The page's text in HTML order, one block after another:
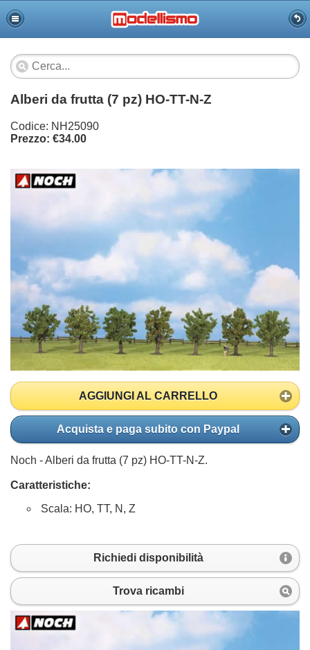
Alberi da frutta (7 pz) HO-TT-N-Z
Codice: NH25090
Prezzo: €34.00
AGGIUNGI AL CARRELLO
Acquista e paga subito con Paypal
Noch - Alberi da frutta (7 pz) HO-TT-N-Z.
Caratteristiche:
Scala: HO, TT, N, Z
Richiedi disponibilità
Trova ricambi